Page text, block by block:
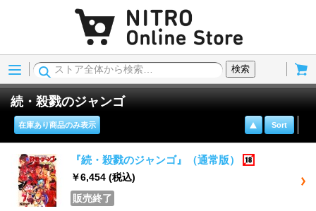
Menu
検索
続・殺戮のジャンゴ
Sort
在庫あり商品のみ表示
『続・殺戮のジャンゴ』（通常版）
￥6,454 (税込)
販売終了